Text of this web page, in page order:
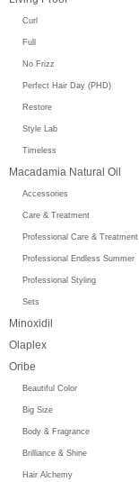
Curl
Full
No Frizz
Perfect Hair Day (PHD)
Restore
Style Lab
Timeless
Macadamia Natural Oil
Accessories
Care & Treatment
Professional Care & Treatment
Professional Endless Summer
Professional Styling
Sets
Minoxidil
Olaplex
Oribe
Beautiful Color
Big Size
Body & Fragrance
Brilliance & Shine
Hair Alchemy